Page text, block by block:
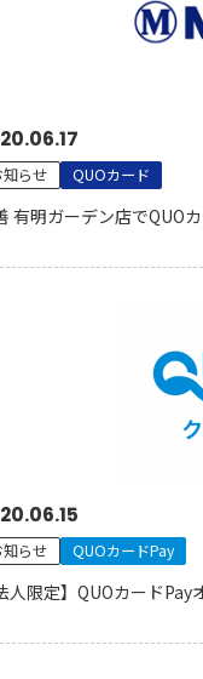
知らせ QUOカード
有明ガーデン店でQUO
知らせ QUOカードPay
人限定】QUOカードPay